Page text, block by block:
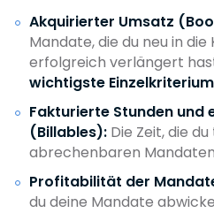
Akquirierter Umsatz
Mandate, die du neu in
erfolgreich verlängert
wichtigste Einzelkriterium
Fakturierte Stunden und
(Billables): Die Zeit, die
abrechenbaren
Profitabilität der
du deine Mandate